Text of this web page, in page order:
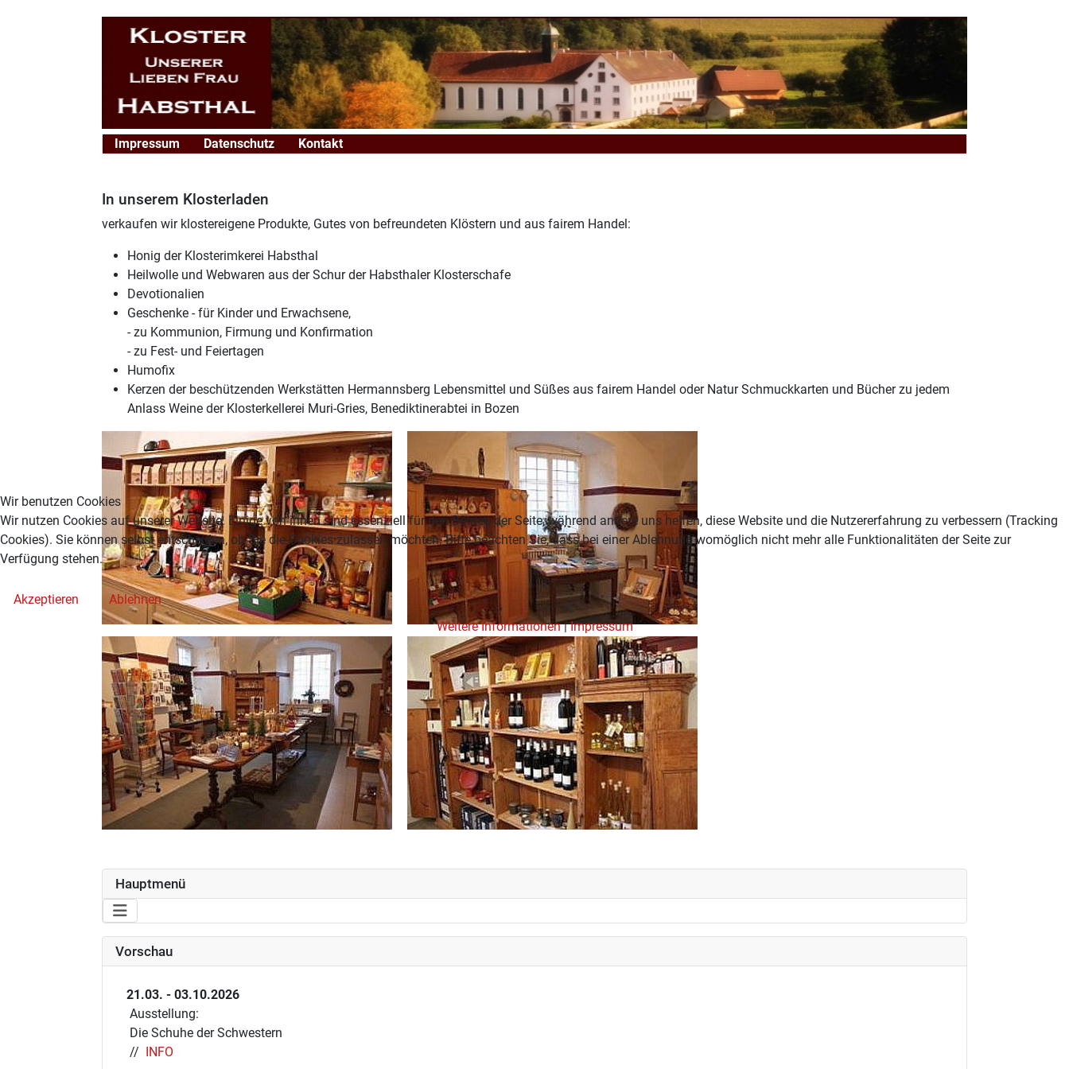
Impressum Datenschutz Kontakt
Hauptmenü
Vorschau
21.03. - 03.10.2026
Ausstellung:
Die Schuhe der Schwestern
// INFO
In unserem Klosterladen
verkaufen wir klostereigene Produkte, Gutes von befreundeten Klöstern und aus fairem Handel:
Honig der Klosterimkerei Habsthal
Heilwolle und Webwaren aus der Schur der Habsthaler Klosterschafe
Devotionalien
Geschenke - für Kinder und Erwachsene,
- zu Kommunion, Firmung und Konfirmation
- zu Fest- und Feiertagen
Humofix
Kerzen der beschützenden Werkstätten Hermannsberg Lebensmittel und Süßes aus fairem Handel oder Natur Schmuckkarten und Bücher zu jedem
Anlass Weine der Klosterkellerei Muri-Gries, Benediktinerabtei in Bozen
Wir benutzen Cookies
Wir nutzen Cookies auf unserer Website. Einige von ihnen sind essenziell für den Betrieb der Seite, während andere uns helfen, diese Website und die Nutzererfahrung zu verbessern (Tracking
Cookies). Sie können selbst entscheiden, ob Sie die Cookies zulassen möchten. Bitte beachten Sie, dass bei einer Ablehnung womöglich nicht mehr alle Funktionalitäten der Seite zur
Verfügung stehen.
Akzeptieren
Ablehnen
Weitere Informationen|Impressum